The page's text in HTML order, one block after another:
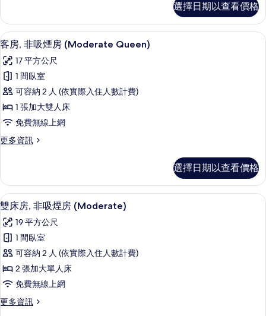
(Moderate)
的
所
有
相
片
房,
非
吸
房
(Moderate)
的
詳
情
選擇日期以查看價格
顯
示
客
房,
非
吸
房
Queen)
的
所
有
相
片
客房, 非吸煙房 (Moderate Queen) |
15
客房, 非吸煙房 (Moderate Queen)
17 平方公尺
1 間臥室
可容納 2 人 (依實際入住人數計費)
1 張加大雙人床
免費無線上網
更多資訊
更
非
吸
煙
(Moderate
Queen)
的
詳
情
選擇日期以查看價格
顯
示
雙
床
房,
非
煙
雙床房, 非吸煙房 (Moderate) | 客房
15
雙床房, 非吸煙房 (Moderate)
19 平方公尺
1 間臥室
可容納 2 人 (依實際入住人數計費)
2 張加大單人床
免費無線上網
更多資訊
更